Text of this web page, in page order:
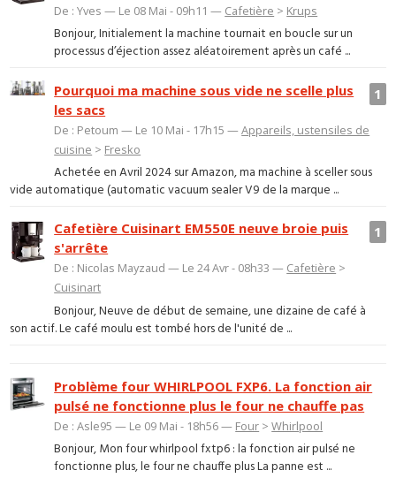
De : Yves — Le 08 Mai - 09h11 — Cafetière > Krups
Bonjour, Initialement la machine tournait en boucle sur un
processus d’éjection assez aléatoirement après un café ...
1
Pourquoi ma machine sous vide ne scelle plus
les sacs
De : Petoum — Le 10 Mai - 17h15 —Appareils, ustensiles de
cuisine > Fresko
Achetée en Avril 2024 sur Amazon, ma machine à sceller sous
vide automatique (automatic vacuum sealer V9 de la marque ...
1
Cafetière Cuisinart EM550E neuve broie puis
s'arrête
De : Nicolas Mayzaud — Le 24 Avr - 08h33 — Cafetière >
Cuisinart
Bonjour, Neuve de début de semaine, une dizaine de café à
son actif. Le café moulu est tombé hors de l'unité de ...
Problème four WHIRLPOOL FXP6. La fonction air
pulsé ne fonctionne plus le four ne chauffe pas
De : Asle95 — Le 09 Mai - 18h56 — Four >Whirlpool
Bonjour, Mon four whirlpool fxtp6 : la fonction air pulsé ne
fonctionne plus, le four ne chauffe plus La panne est ...